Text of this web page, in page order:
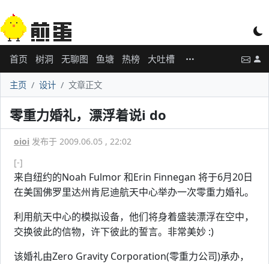
首页 树洞 无聊图 鱼塘 热榜 大吐槽
主页 设计 文章正文
零重力婚礼，漂浮着说i do
oioi 发布于 2009.06.05 , 22:02
[-]
来自纽约的Noah Fulmor 和Erin Finnegan 将于6月20日
在美国佛罗里达州肯尼迪航天中心举办一次零重力婚礼。
利用航天中心的模拟设备，他们将身着盛装漂浮在空中，
交换彼此的信物，许下彼此的誓言。非常美妙 :)
该婚礼由Zero Gravity Corporation(零重力公司)承办，